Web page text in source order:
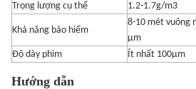
Trọng lượng cụ thể
1.2-1.7g/m3
Khả năng bảo hiểm
8-10 mét vuông
μm
Độ dày phim
Ít nhất 100μm
Hướng dẫn